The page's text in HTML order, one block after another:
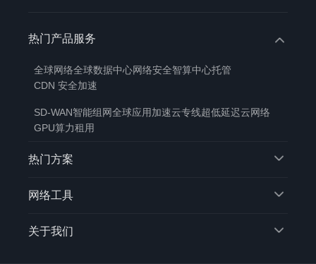
热门产品服务
全球网络全球数据中心网络安全智算中心托管
CDN 安全加速
SD-WAN智能组网全球应用加速云专线超低延迟云网络
GPU算力租用
热门方案
网络工具
关于我们